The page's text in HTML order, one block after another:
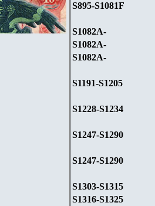
S895-S1081F
S1082A-
S1082A-
S1082A-
S1191-S1205
S1228-S1234
S1247-S1290
S1247-S1290
S1303-S1315
S1316-S1325